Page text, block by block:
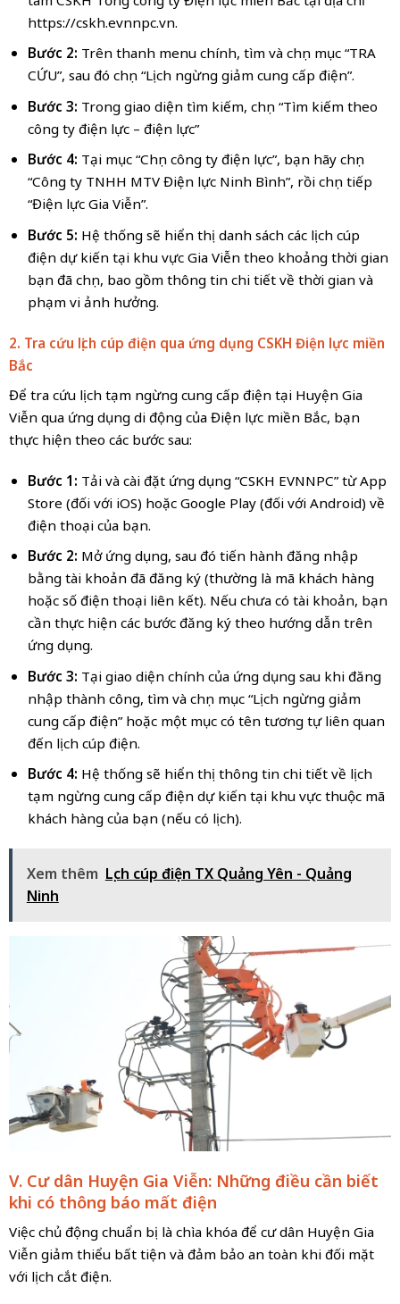
https://cskh.evnnpc.vn.
Bước 2: Trên thanh menu chính, tìm và chọn mục “TRA
CỨU”, sau đó chọn “Lịch ngừng giảm cung cấp điện”.
Bước 3: Trong giao diện tìm kiếm, chọn “Tìm kiếm theo
công ty điện lực – điện lực”
Bước 4: Tại mục “Chọn công ty điện lực”, bạn hãy chọn
“Công ty TNHH MTV Điện lực Ninh Bình”, rồi chọn tiếp
“Điện lực Gia Viễn”.
Bước 5: Hệ thống sẽ hiển thị danh sách các lịch cúp
điện dự kiến tại khu vực Gia Viễn theo khoảng thời gian
bạn đã chọn, bao gồm thông tin chi tiết về thời gian và
phạm vi ảnh hưởng.
2. Tra cứu lịch cúp điện qua ứng dụng CSKH Điện lực miền
Bắc
Để tra cứu lịch tạm ngừng cung cấp điện tại Huyện Gia
Viễn qua ứng dụng di động của Điện lực miền Bắc, bạn
thực hiện theo các bước sau:
Bước 1: Tải và cài đặt ứng dụng “CSKH EVNNPC” từ App
Store (đối với iOS) hoặc Google Play (đối với Android) về
điện thoại của bạn.
Bước 2: Mở ứng dụng, sau đó tiến hành đăng nhập
bằng tài khoản đã đăng ký (thường là mã khách hàng
hoặc số điện thoại liên kết). Nếu chưa có tài khoản, bạn
cần thực hiện các bước đăng ký theo hướng dẫn trên
ứng dụng.
Bước 3: Tại giao diện chính của ứng dụng sau khi đăng
nhập thành công, tìm và chọn mục “Lịch ngừng giảm
cung cấp điện” hoặc một mục có tên tương tự liên quan
đến lịch cúp điện.
Bước 4: Hệ thống sẽ hiển thị thông tin chi tiết về lịch
tạm ngừng cung cấp điện dự kiến tại khu vực thuộc mã
khách hàng của bạn (nếu có lịch).
Xem thêm Lịch cúp điện TX Quảng Yên - Quảng
Ninh
V. Cư dân Huyện Gia Viễn: Những điều cần biết
khi có thông báo mất điện
Việc chủ động chuẩn bị là chìa khóa để cư dân Huyện Gia
Viễn giảm thiểu bất tiện và đảm bảo an toàn khi đối mặt
với lịch cắt điện.